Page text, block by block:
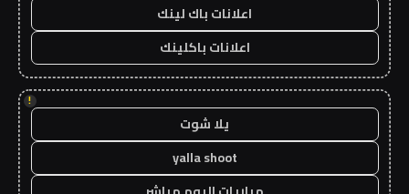
اعلانات باك لينك
اعلانات باكلينك
!
يلا شوت
yalla shoot